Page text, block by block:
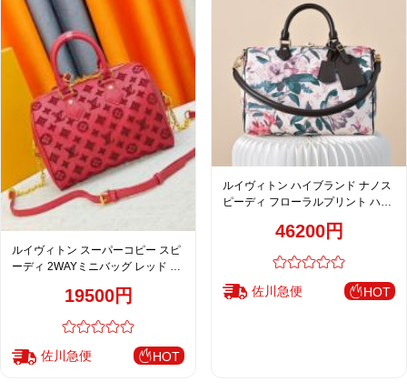
ルイヴィトン スーパーコピー スピ
ーディ 2WAYミニバッグ レッド モ
19500円
佐川急便 HOT
ルイヴィトン ハイブランド ナノス
ピーディ フローラルプリント ハン
46200円
佐川急便 HOT